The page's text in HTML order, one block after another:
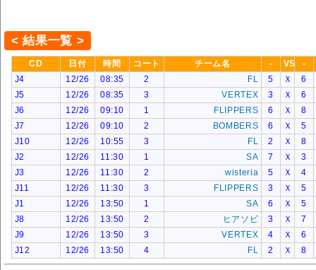
< 結果一覧 >
CD 日付 時間 コート チーム名 - VS
-
J4
12/26 08:35 2 FL 5 Ｘ
6
J5
12/26 08:35 3 VERTEX 3 Ｘ
6
J6
12/26 09:10 1 FLIPPERS 6 Ｘ
8
J7
12/26 09:10 2 BOMBERS 6 Ｘ
5
J10
12/26 10:55 3 FL 2 Ｘ
8
J2
12/26 11:30 1 SA 7 Ｘ
3
J3
12/26 11:30 2 wisteria 5 Ｘ
4
J11
12/26 11:30 3 FLIPPERS 3 Ｘ
5
J1
12/26 13:50 1 SA 6 Ｘ
5
J8
12/26 13:50 2 ヒアソビ 3 Ｘ
7
J9
12/26 13:50 3 VERTEX 4 Ｘ
6
J12
12/26 13:50 4 FL 2 Ｘ 8